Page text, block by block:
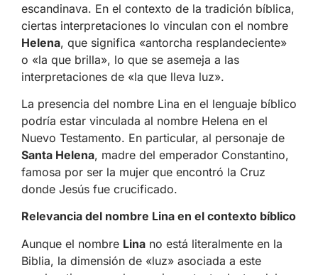
escandinava. En el contexto de la tradición bíblica,
ciertas interpretaciones lo vinculan con el nombre
Helena, que significa «antorcha resplandeciente»
o «la que brilla», lo que se asemeja a las
interpretaciones de «la que lleva luz».
La presencia del nombre Lina en el lenguaje bíblico
podría estar vinculada al nombre Helena en el
Nuevo Testamento. En particular, al personaje de
Santa Helena, madre del emperador Constantino,
famosa por ser la mujer que encontró la Cruz
donde Jesús fue crucificado.
Relevancia del nombre Lina en el contexto bíblico
Aunque el nombre Lina no está literalmente en la
Biblia, la dimensión de «luz» asociada a este